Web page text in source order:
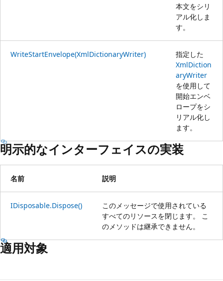
本文をシリ
アル化しま
す。
WriteStartEnvelope(XmlDictionaryWriter)
指定した
XmlDiction
aryWriter
を使用して
開始エンベ
ロープをシ
リアル化し
ます。
明示的なインターフェイスの実装
名前 説明
IDisposable.Dispose()
このメッセージで使用されている
すべてのリソースを閉じます。 こ
のメソッドは継承できません。
適用対象